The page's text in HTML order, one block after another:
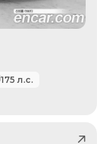
175 л.с.